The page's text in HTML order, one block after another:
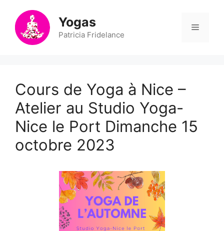
contenu
Yogas
Patricia Fridelance
Menu
Cours de Yoga à Nice –
Atelier au Studio Yoga-
Nice le Port Dimanche 15
octobre 2023